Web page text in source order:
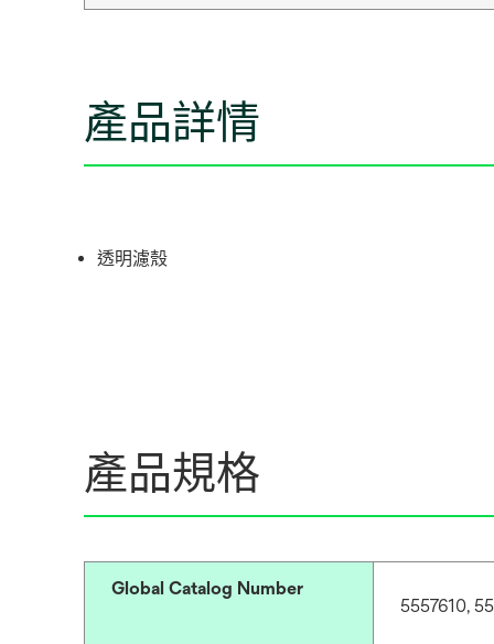
產品詳情
透明濾殼
產品規格
Global Catalog Number
5557610,